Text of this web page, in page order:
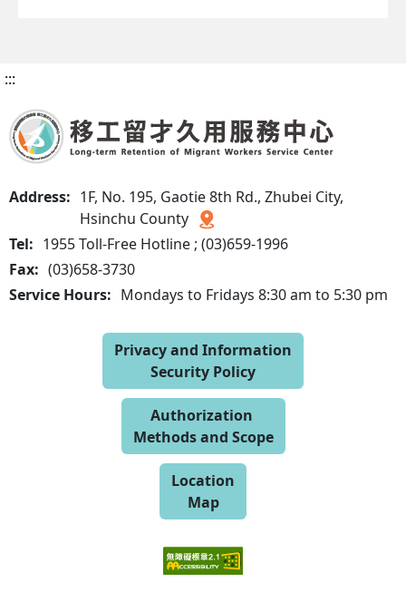
:::
Address: 1F, No. 195, Gaotie 8th Rd., Zhubei City,
Hsinchu County
Tel: 1955 Toll-Free Hotline ; (03)659-1996
Fax: (03)658-3730
Service Hours: Mondays to Fridays 8:30 am to 5:30 pm
Privacy and Information
Security Policy
Authorization
Methods and Scope
Location
Map